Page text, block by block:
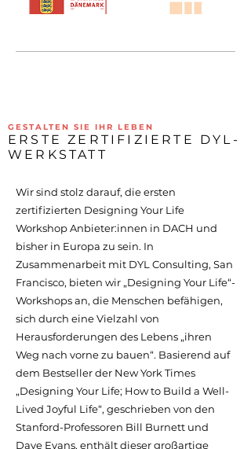
GESTALTEN SIE IHR LEBEN
ERSTE ZERTIFIZIERTE DYL-
WERKSTATT
Wir sind stolz darauf, die ersten
zertifizierten Designing Your Life
Workshop Anbieter:innen in DACH und
bisher in Europa zu sein. In
Zusammenarbeit mit DYL Consulting, San
Francisco, bieten wir „Designing Your Life“-
Workshops an, die Menschen befähigen,
sich durch eine Vielzahl von
Herausforderungen des Lebens „ihren
Weg nach vorne zu bauen“. Basierend auf
dem Bestseller der New York Times
„Designing Your Life; How to Build a Well-
Lived Joyful Life“, geschrieben von den
Stanford-Professoren Bill Burnett und
Dave Evans, enthält dieser großartige